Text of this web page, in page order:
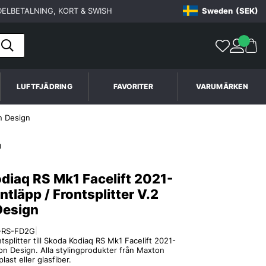
KORT & SWISH Sweden (SEK)
LUFTFJÄDRING FAVORITER VARUMÄRKEN
Design
RS Mk1 Facelift 2021-
/ Frontsplitter V.2
FD2G
till Skoda Kodiaq RS Mk1 Facelift 2021-
Design. Alla stylingprodukter från Maxton
eller glasfiber.